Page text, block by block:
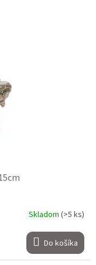
Skladom (>5 ks)
Do košíka